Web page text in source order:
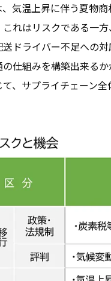
気温上昇に伴う夏物
れはリスクである一
ドライバー不足への
仕組みを構築出来る
、サプライチェーン全